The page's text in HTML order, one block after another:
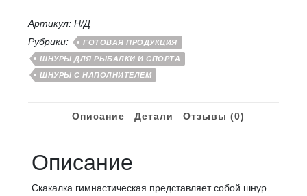
мм.
полипропиленовая
оплетка
сердечник
капрон
Артикул: Н/Д
Рубрики:
ГОТОВАЯ ПРОДУКЦИЯ
ШНУРЫ ДЛЯ РЫБАЛКИ И СПОРТА
ШНУРЫ С НАПОЛНИТЕЛЕМ
Описание Детали Отзывы (0)
Описание
Скакалка гимнастическая представляет собой шнур